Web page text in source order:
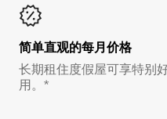
简单直观的每月价格
长期租住度假屋可享特别
用。*